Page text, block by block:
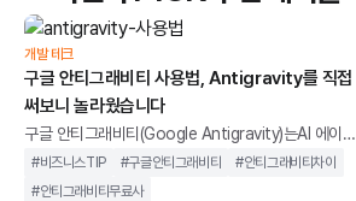
되었습니다. 개발자를 돕는 도구를 넘어 개발 과정에 직
접 관여하는 환경에 가깝습니다.이 글에서는 구글 안티
그래비티가 기존 개발 환경과 무엇이 다른지, 어떻게
개발 테크
구글 안티그래비티 사용법, Antigravity를 직접
써보니 놀라웠습니다
구글 안티그래비티(Google Antigravity)는AI 에이전
트를 중심으로 설계된 통합 개발 환경을 말합니다. 단순
히 코드 자동완성을 제공하는 도구가 아니라,개발 작업
#비즈니스TIP #구글안티그래비티 #안티그래비티차이
#안티그래비티무료사